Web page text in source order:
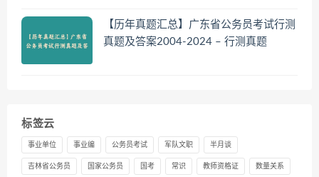
【历年真题汇总】广东省公务员考试行测
真题及答案2004-2024 – 行测真题
标签云
事业单位 事业编 公务员考试 军队文职 半月谈
吉林省公务员 国家公务员 国考 常识 教师资格证 数量关系